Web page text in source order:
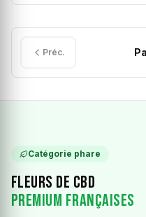
Préc.
Catégorie phare
Fleurs de CBD
Premium Françaises